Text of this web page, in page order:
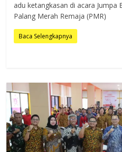
adu ketangkasan di acara Jumpa
Palang Merah Remaja (PMR)
Baca Selengkapnya